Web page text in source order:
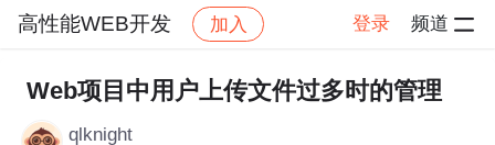
高性能WEB开发 加入 登录 频道
社区 高性能WEB开发 帖子详情
Web项目中用户上传文件过多时的管理
qlknight